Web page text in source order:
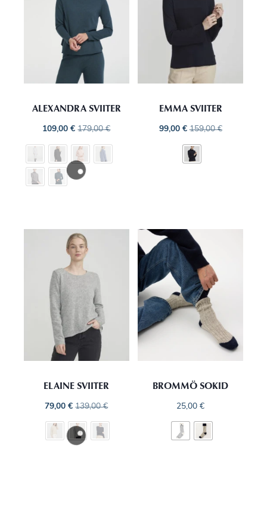
ALEXANDRA SVIITER
109,00€ 179,00€
EMMA SVIITER
99,00 € 159,00€
ELAINE SVIITER
79,00€ 139,00€
BROMMÖ SOKID
25,00€